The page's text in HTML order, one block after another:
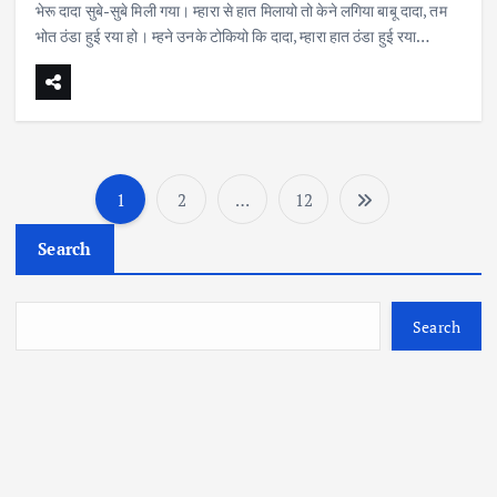
भेरू दादा सुबे-सुबे मिली गया। म्हारा से हात मिलायो तो केने लगिया बाबू दादा, तम
भोत ठंडा हुई रया हो। म्हने उनके टोकियो कि दादा, म्हारा हात ठंडा हुई रया…
P
o
1 2 … 12
Search
Search